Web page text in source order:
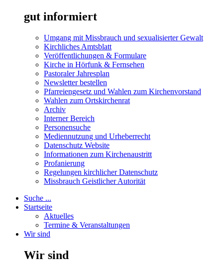
gut informiert
Umgang mit Missbrauch und sexualisierter Gewalt
Kirchliches Amtsblatt
Veröffentlichungen & Formulare
Kirche in Hörfunk & Fernsehen
Pastoraler Jahresplan
Newsletter bestellen
Pfarreiengesetz und Wahlen zum Kirchenvorstand
Wahlen zum Ortskirchenrat
Archiv
Interner Bereich
Personensuche
Mediennutzung und Urheberrecht
Datenschutz Website
Informationen zum Kirchenaustritt
Profanierung
Regelungen kirchlicher Datenschutz
Missbrauch Geistlicher Autorität
Suche ...
Startseite
Aktuelles
Termine & Veranstaltungen
Wir sind
Wir sind